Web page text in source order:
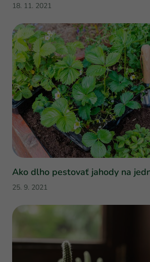
18. 11. 2021
Ako dlho pestovať jahody na
25. 9. 2021